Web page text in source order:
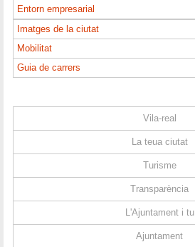
Entorn empresarial
Imatges de la ciutat
Mobilitat
Guia de carrers
Vila-real
La teua ciutat
Turisme
Transparència
L'Ajuntament i tu
Ajuntament